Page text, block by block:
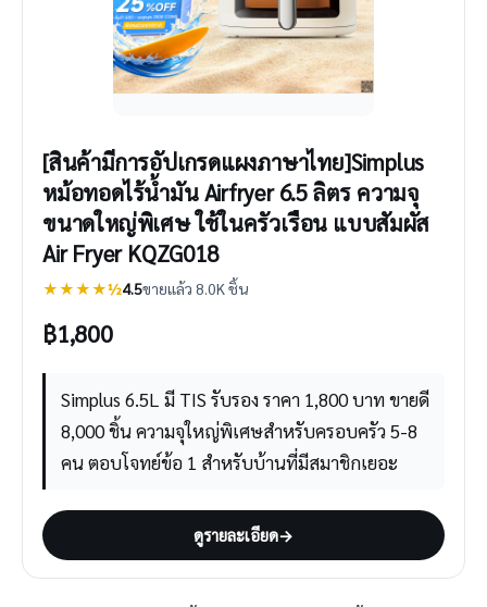
[สินค้ามีการอัปเกรดแผงภาษาไทย]Simplus
หม้อทอดไร้น้ำมัน Airfryer 6.5 ลิตร ความจุ
ขนาดใหญ่พิเศษ ใช้ในครัวเรือน แบบสัมผัส
Air Fryer KQZG018
★★★★½4.5ขายแล้ว 8.0K ชิ้น
฿1,800
Simplus 6.5L มี TIS รับรอง ราคา 1,800 บาท ขายดี
8,000 ชิ้น ความจุใหญ่พิเศษสำหรับครอบครัว 5-8
คน ตอบโจทย์ข้อ 1 สำหรับบ้านที่มีสมาชิกเยอะ
ดูรายละเอียด→